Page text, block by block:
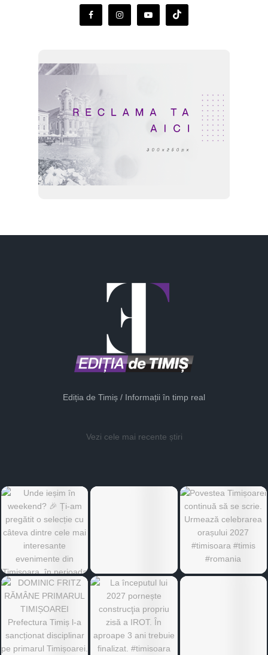
Ediția de Timiș / Informații în timp real
Vezi cele mai recente știri